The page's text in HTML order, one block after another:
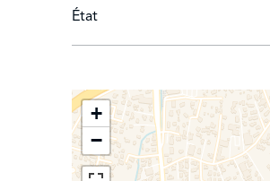
Piscine pouvant être chauffée
Pool-house avec salle à
Equipement : Accès internet
État
+
−